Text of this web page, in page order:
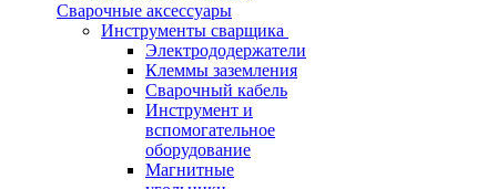
Сварочные аксессуары
Инструменты сварщика
Электрододержатели
Клеммы заземления
Сварочный кабель
Инструмент и
вспомогательное
оборудование
Магнитные